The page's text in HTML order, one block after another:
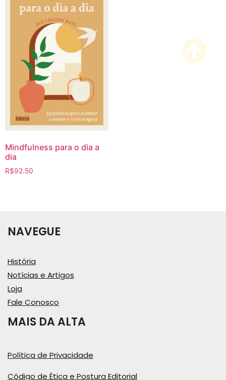
Mindfulness para o dia a
dia
R$92.50
NAVEGUE
História
Notícias e Artigos
Loja
Fale Conosco
MAIS DA ALTA
Política de Privacidade
Código de Ética e Postura Editorial